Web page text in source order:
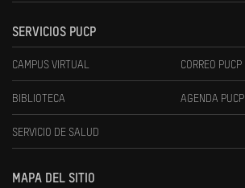
SERVICIOS PUCP
CAMPUS VIRTUAL CORREO PUCP
BIBLIOTECA AGENDA PUCP
SERVICIO DE SALUD
MAPA DEL SITIO